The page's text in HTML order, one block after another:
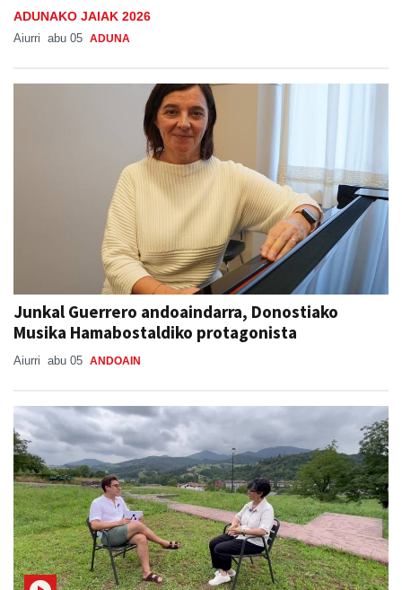
ADUNAKO JAIAK 2026
Aiurri abu 05 ADUNA
Junkal Guerrero andoaindarra, Donostiako
Musika Hamabostaldiko protagonista
Aiurri abu 05 ANDOAIN